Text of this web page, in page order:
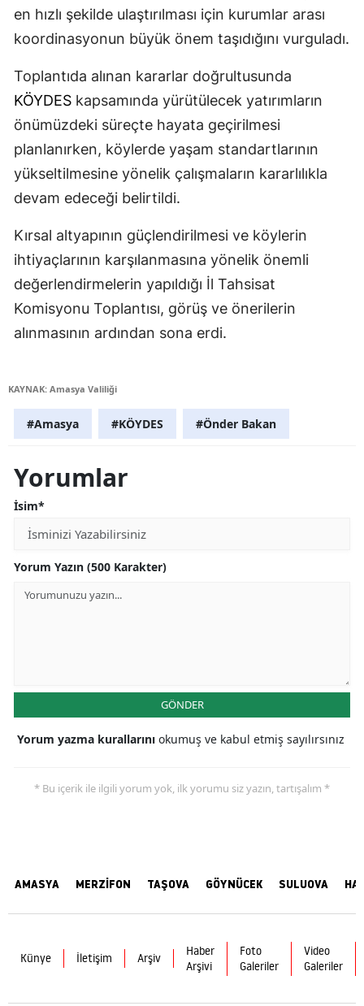
en hızlı şekilde ulaştırılması için kurumlar arası
koordinasyonun büyük önem taşıdığını vurguladı.
Toplantıda alınan kararlar doğrultusunda
KÖYDES kapsamında yürütülecek yatırımların
önümüzdeki süreçte hayata geçirilmesi
planlanırken, köylerde yaşam standartlarının
yükseltilmesine yönelik çalışmaların kararlılıkla
devam edeceği belirtildi.
Kırsal altyapının güçlendirilmesi ve köylerin
ihtiyaçlarının karşılanmasına yönelik önemli
değerlendirmelerin yapıldığı İl Tahsisat
Komisyonu Toplantısı, görüş ve önerilerin
alınmasının ardından sona erdi.
KAYNAK: Amasya Valiliği
#Amasya #KÖYDES #Önder Bakan
Yorumlar
İsim*
Yorum Yazın (500 Karakter)
GÖNDER
Yorum yazma kurallarını okumuş ve kabul etmiş sayılırsınız
* Bu içerik ile ilgili yorum yok, ilk yorumu siz yazın, tartışalım *
AMASYA MERZİFON TAŞOVA GÖYNÜCEK SULUOVA
Künye İletişim Arşiv
Haber
Arşivi
Foto
Galeriler
Video
Galeriler